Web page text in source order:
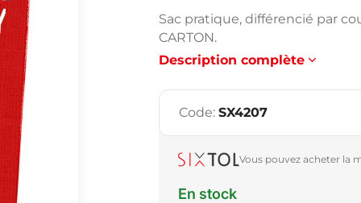
Sac pratique, différencié par
CARTON.
Description complète
Code: SX4207
Vous pouvez acheter la
En stock